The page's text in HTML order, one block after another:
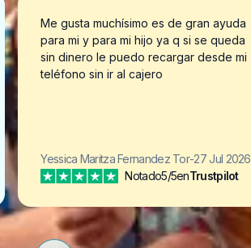
Me gusta muchísimo es de gran ayuda
para mi y para mi hijo ya q si se queda
sin dinero le puedo recargar desde mi
teléfono sin ir al cajero
Yessica Maritza Fernandez Tor-27 Jul 2026
Notado5/5enTrustpilot